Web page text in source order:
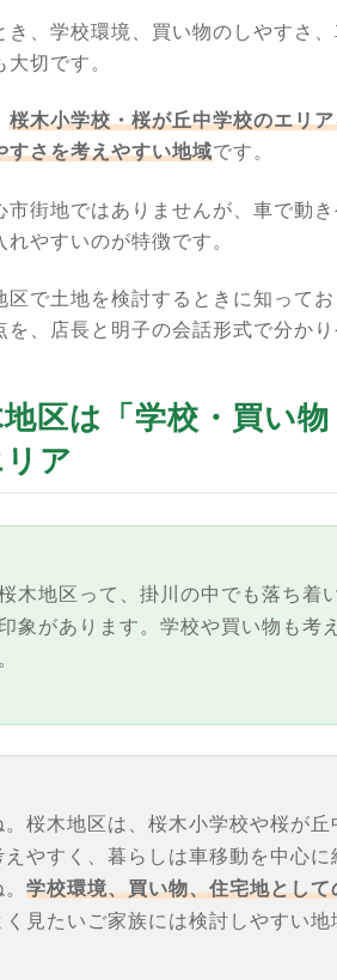
き、学校環境、買い物のしやすさ
切です。
桜木小学校・桜が丘中学校のエリ
すさを考えやすい地域です。
市街地ではありませんが、車で動
やすいのが特徴です。
区で土地を検討するときに知って
を、店長と明子の会話形式で分か
区は「学校・買い
ア
木地区って、掛川の中でも落ち着
象があります。学校や買い物も考
。桜木地区は、桜木小学校や桜が丘
えやすく、暮らしは車移動を中心に
学校環境、買い物、住宅地として
く見たいご家族には検討しやすい地